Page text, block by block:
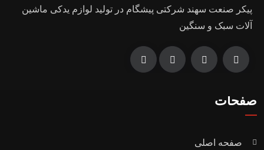
پیکر صنعت سهند شرکتی پیشگام در تولید لوازم یدکی ماشین
آلات سبک و سنگین
صفحات
صفحه اصلی